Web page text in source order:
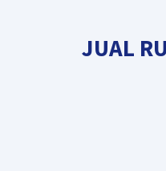
JUAL